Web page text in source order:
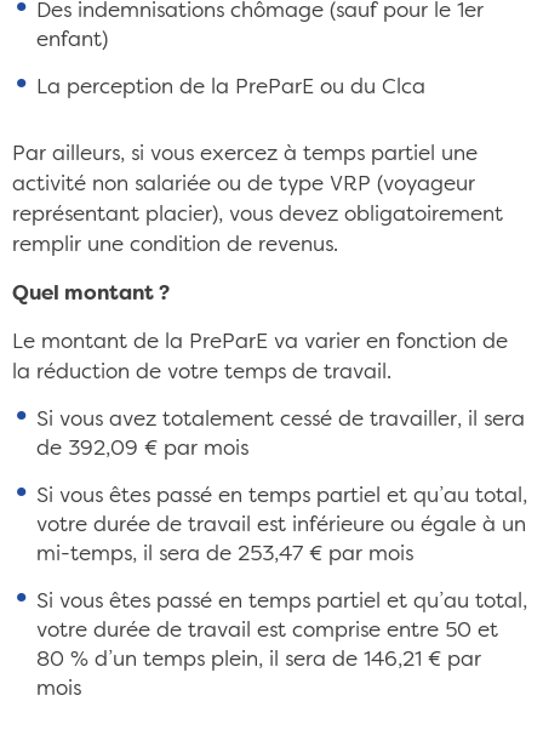
Des indemnisations chômage (sauf pour le 1er
enfant)
La perception de la PreParE ou du Clca
Par ailleurs, si vous exercez à temps partiel une
activité non salariée ou de type VRP (voyageur
représentant placier), vous devez obligatoirement
remplir une condition de revenus.
Quel montant ?
Le montant de la PreParE va varier en fonction de
la réduction de votre temps de travail.
Si vous avez totalement cessé de travailler, il sera
de 392,09 € par mois
Si vous êtes passé en temps partiel et qu’au total,
votre durée de travail est inférieure ou égale à un
mi-temps, il sera de 253,47 € par mois
Si vous êtes passé en temps partiel et qu’au total,
votre durée de travail est comprise entre 50 et
80 % d’un temps plein, il sera de 146,21 € par
mois